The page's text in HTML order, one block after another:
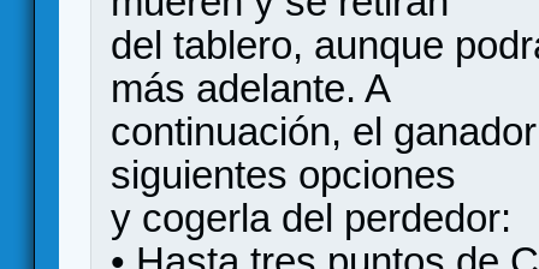
del tablero, aunque
más adelante. A
continuación, el
siguientes opciones
y cogerla del perdedor: